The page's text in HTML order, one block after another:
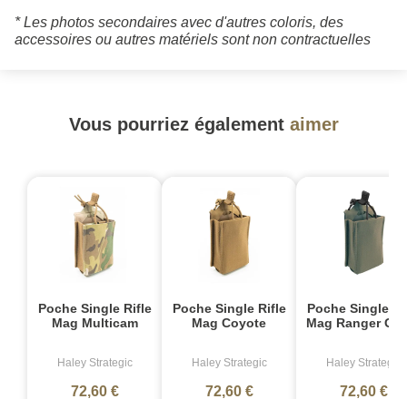
* Les photos secondaires avec d'autres coloris, des
accessoires ou autres matériels sont non contractuelles
Vous pourriez également aimer
Poche Single Rifle
Mag Multicam
Haley Strategic
72,60 €
Poche Single Rifle
Mag Coyote
Haley Strategic
72,60 €
Poche Single
Mag Ranger
Haley Strategic
72,60 €